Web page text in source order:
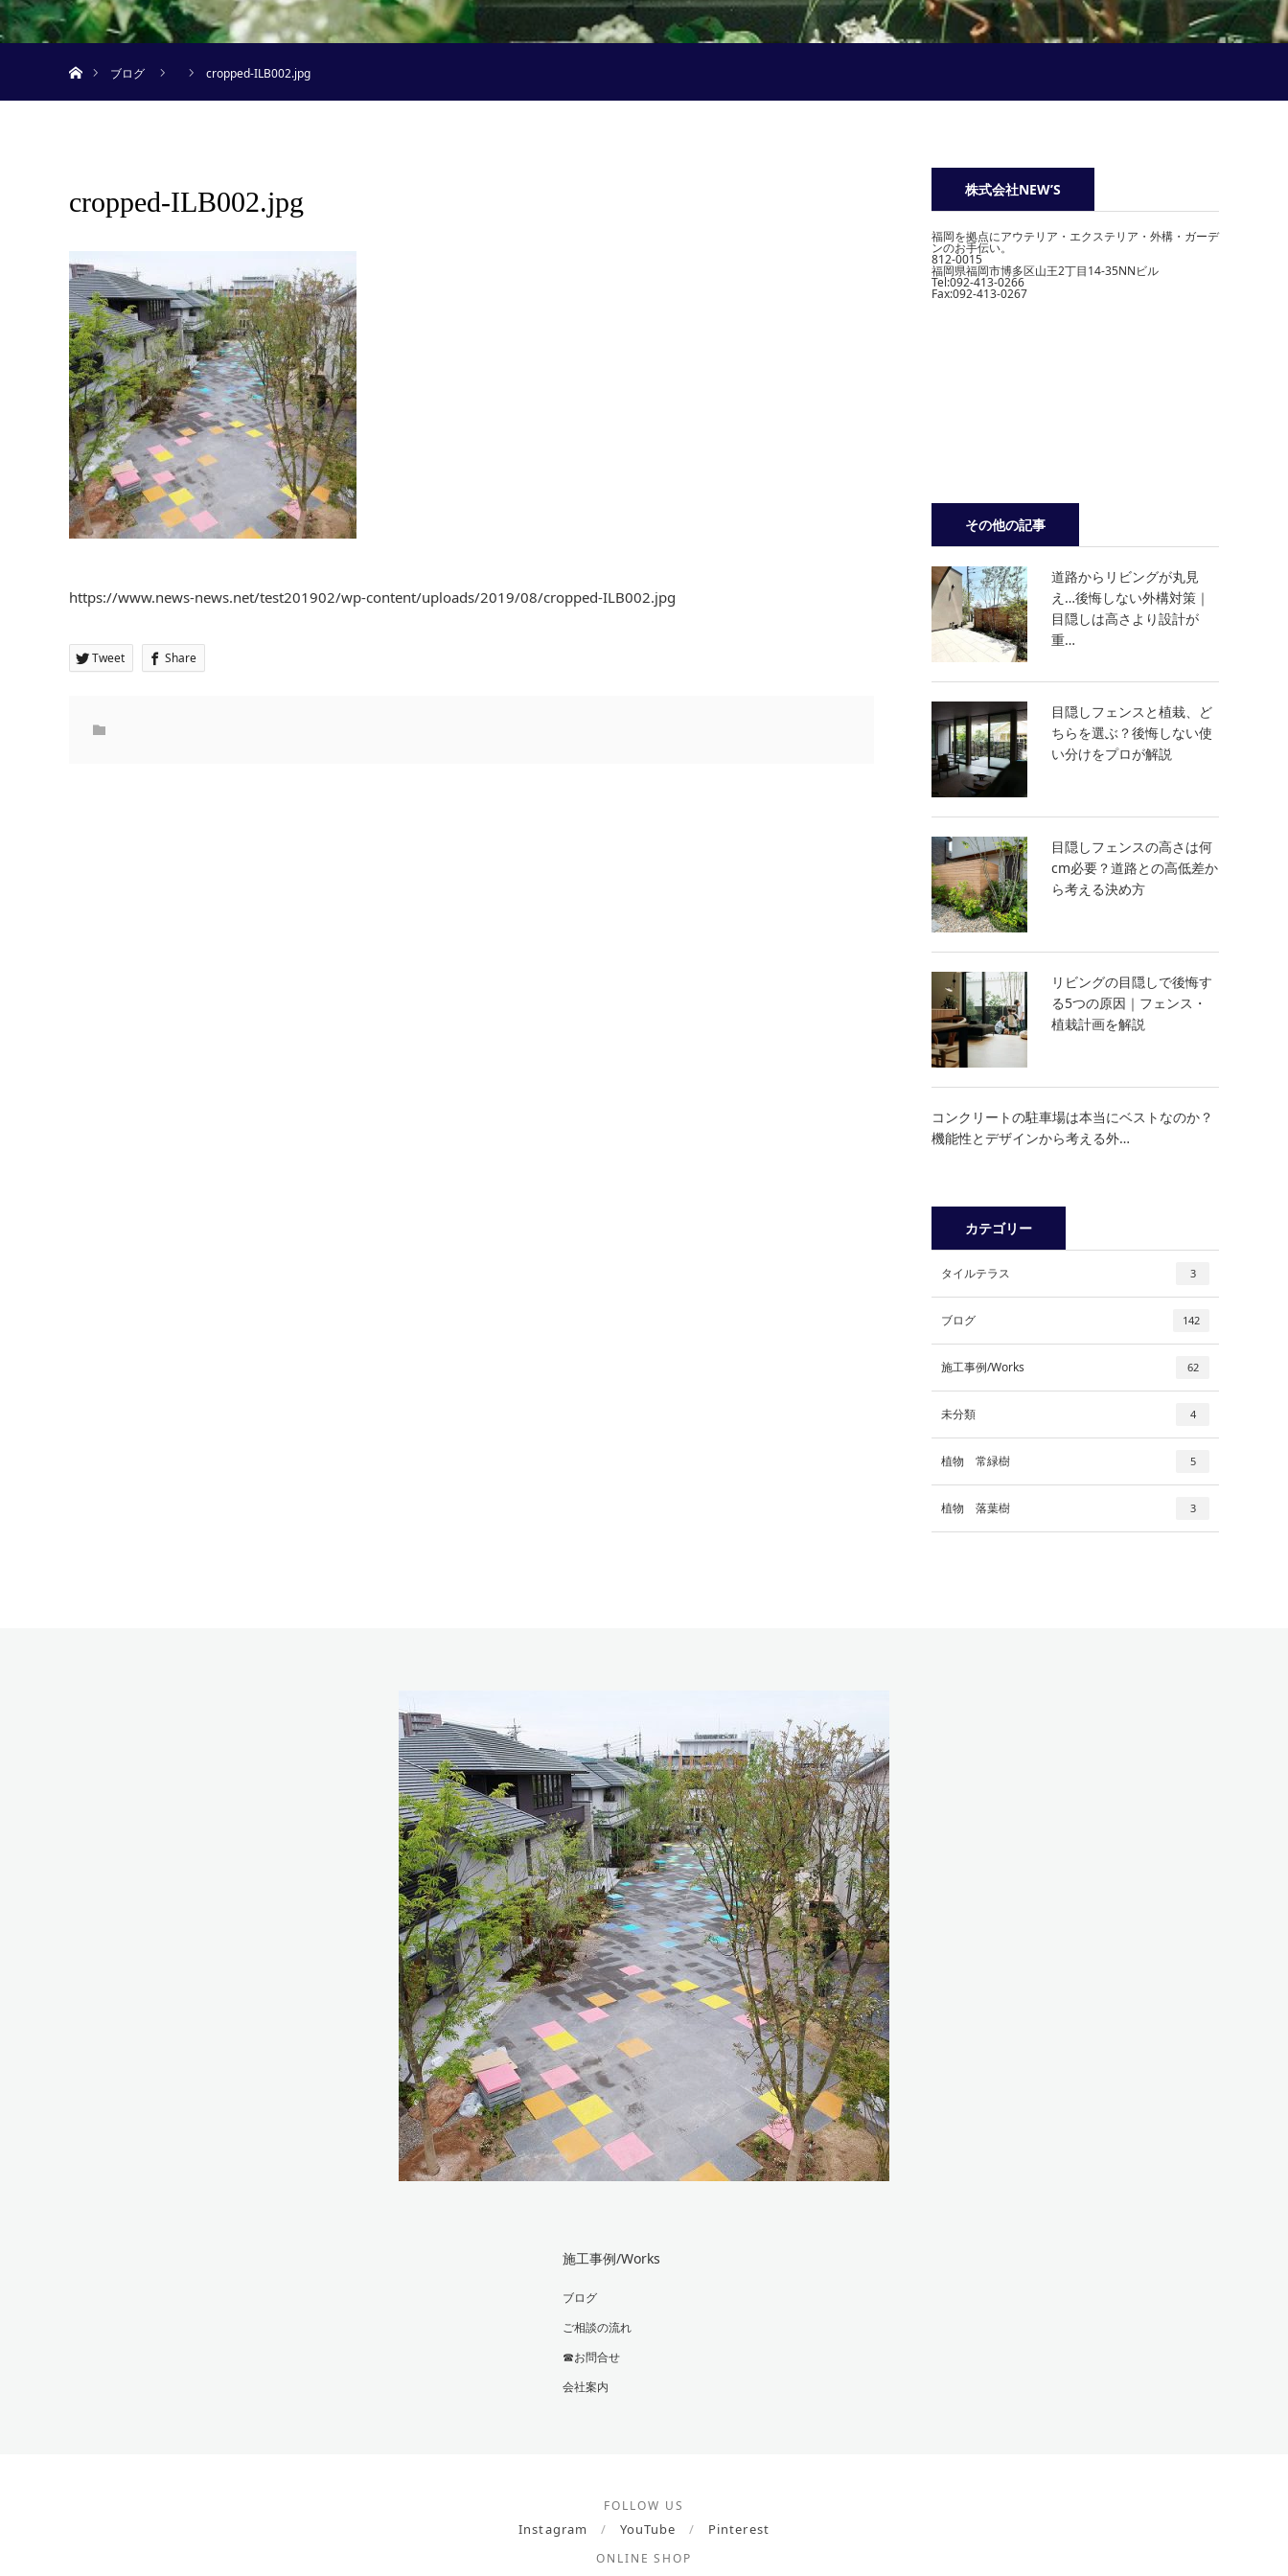
ブログ
cropped-ILB002.jpg
cropped-ILB002.jpg
https://www.news-news.net/test201902/wp-content/uploads/2019/08/cropped-ILB002.jpg
Tweet Share
株式会社NEW’S
福岡を拠点にアウテリア・エクステリア・外構・ガーデ
ンのお手伝い。
812-0015
福岡県福岡市博多区山王2丁目14-35NNビル
Tel:092-413-0266
Fax:092-413-0267
その他の記事
道路からリビングが丸見
え…後悔しない外構対策｜
目隠しは高さより設計が
重…
目隠しフェンスと植栽、ど
ちらを選ぶ？後悔しない使
い分けをプロが解説
目隠しフェンスの高さは何
cm必要？道路との高低差か
ら考える決め方
リビングの目隠しで後悔す
る5つの原因｜フェンス・
植栽計画を解説
コンクリートの駐車場は本当にベストなのか？
機能性とデザインから考える外…
カテゴリー
タイルテラス 3
ブログ 142
施工事例/Works 62
未分類 4
植物 常緑樹 5
植物 落葉樹 3
施工事例/Works
ブログ
ご相談の流れ
☎お問合せ
会社案内
FOLLOW US
Instagram / YouTube / Pinterest
ONLINE SHOP